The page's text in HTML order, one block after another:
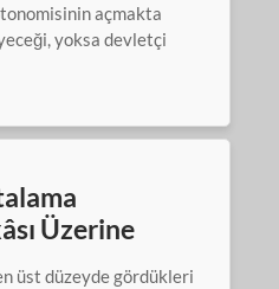
açmakta
yoksa devletçi
Üzerine
üst düzeyde gördükleri